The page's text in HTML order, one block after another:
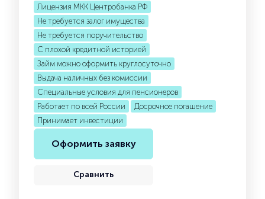
Лицензия МКК Центробанка РФ
Не требуется залог имущества
Не требуется поручительство
С плохой кредитной историей
Займ можно оформить круглосуточно
Выдача наличных без комиссии
Специальные условия для пенсионеров
Работает по всей России
Досрочное погашение
Принимает инвестиции
Оформить заявку
Сравнить